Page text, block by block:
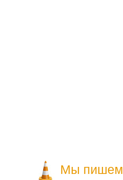
Мы пишем